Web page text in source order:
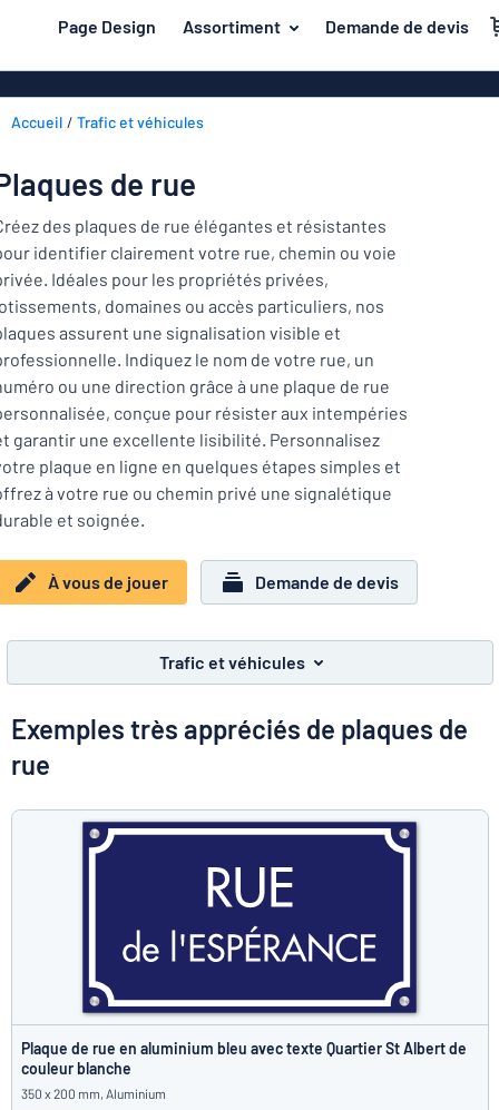
principal
Page Design Assortiment Demande de devis
Porte et boîte aux lettres
Maison et intérieur
Trafic et véhicules
Badges
Autocollants
Plaques animaux
Plaques enfants
Plaques
Les
demandés
Matière
Porte
et
boîte
aux
lettres
Maison
et
intérieur
Trafic
et
véhicules
Badges
Montrer toutes les catégories
de
Se
clients
Particulier / Entreprise
au
de jouer
Accueil Trafic et véhicules
de rue
des plaques de rue élégantes et résistantes
identifier clairement votre rue, chemin ou voie
Idéales pour les propriétés privées,
domaines ou accès particuliers, nos
assurent une signalisation visible et
Indiquez le nom de votre rue, un
ou une direction grâce à une plaque de rue
conçue pour résister aux intempéries
garantir une excellente lisibilité. Personnalisez
plaque en ligne en quelques étapes simples et
à votre rue ou chemin privé une signalétique
et soignée.
À vous de jouer Demande de devis
Trafic et véhicules
Exemples très appréciés de plaques de
rue
Plaque de rue en aluminium bleu avec texte Quartier St Albert de
couleur blanche
350 x 200 mm, Aluminium